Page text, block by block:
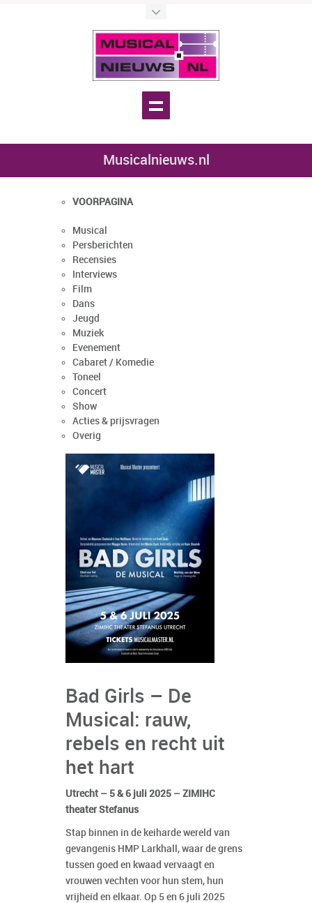
Musicalnieuws.nl
VOORPAGINA
Musical
Persberichten
Recensies
Interviews
Film
Dans
Jeugd
Muziek
Evenement
Cabaret / Komedie
Toneel
Concert
Show
Acties & prijsvragen
Overig
Bad Girls – De
Musical: rauw,
rebels en recht uit
het hart
Utrecht – 5 & 6 juli 2025 – ZIMIHC
theater Stefanus
Stap binnen in de keiharde wereld van
gevangenis HMP Larkhall, waar de grens
tussen goed en kwaad vervaagt en
vrouwen vechten voor hun stem, hun
vrijheid en elkaar. Op 5 en 6 juli 2025